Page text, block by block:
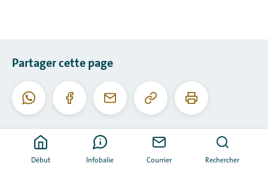
Début Infobalie Courrier Rechercher
Partager cette page
WhatsAppFacebookCourriel
Copier
cette
Imprimer
cette